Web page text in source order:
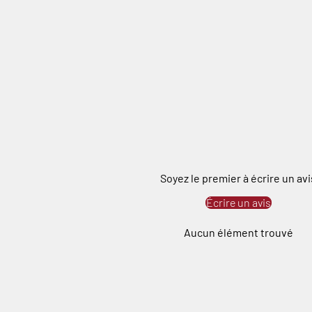
Soyez le premier à écrire un
Écrire un avis
Aucun élément trouvé